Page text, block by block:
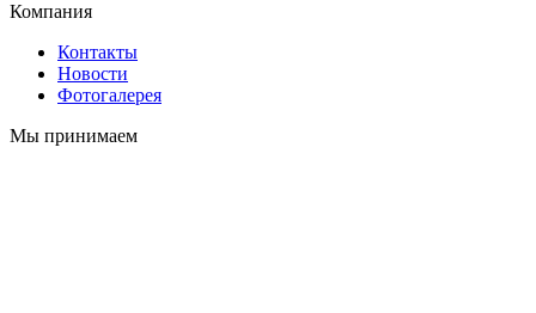
Компания
Контакты
Новости
Фотогалерея
Мы принимаем